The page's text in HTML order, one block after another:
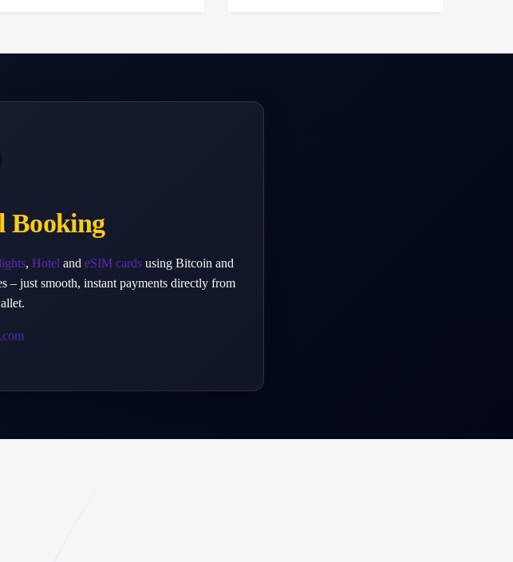
Booking
, Hotel and eSIM cards using Bitcoin and
– just smooth, instant payments directly from